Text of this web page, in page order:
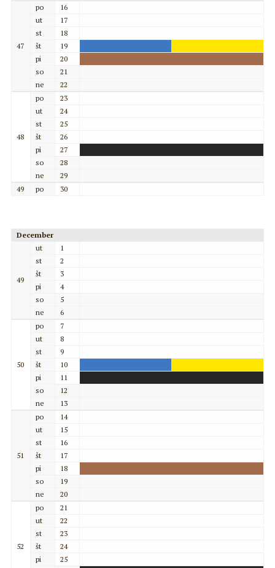
47
po
16
ut
17
st
18
št
19
pi
20
so
21
ne
22
48
po
23
ut
24
st
25
št
26
pi
27
so
28
ne
29
49
po 30
December
49
ut
1
st
2
št
3
pi
4
so
5
ne
6
50
po
7
ut
8
st
9
št
10
pi
11
so
12
ne
13
51
po
14
ut
15
st
16
št
17
pi
18
so
19
ne
20
52
po
21
ut
22
st
23
št
24
pi
25